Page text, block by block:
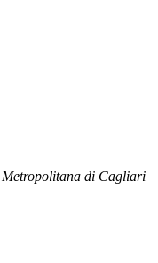
Metropolitana di Cagliari